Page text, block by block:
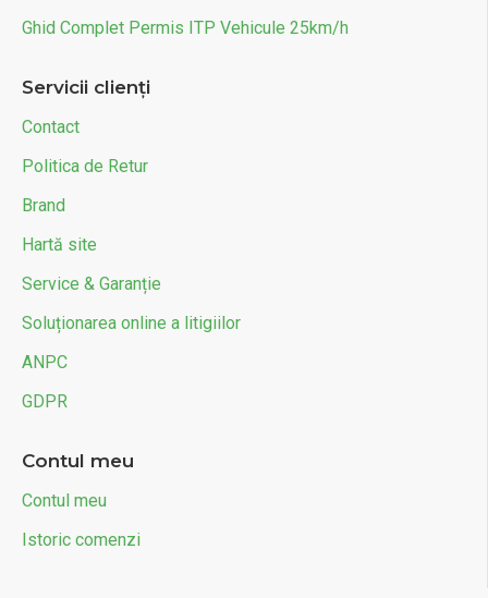
Ghid Complet Permis ITP Vehicule 25km/h
Servicii clienți
Contact
Politica de Retur
Brand
Hartă site
Service & Garanție
Soluționarea online a litigiilor
ANPC
GDPR
Contul meu
Contul meu
Istoric comenzi